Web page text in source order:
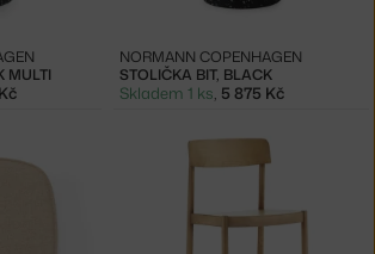
MULTI STOLIČKA BIT, BLACK
NORMANN COPENHAGEN
Skladem 1 ks, 5 875 Kč